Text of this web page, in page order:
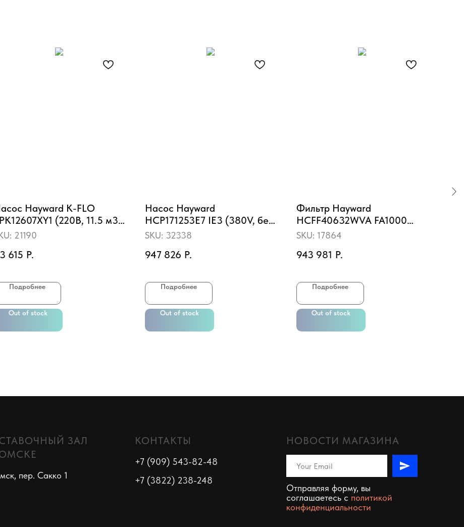
Hayward K-FLO
(220В, 11.5 м3/
0.75НР)
21190
615 Р.
Подробнее
Out of stock
Насос Hayward
HCP171253E7 IE3 (380V, без
пф, 163 m3/h*12m, 12,5HP)
фланец 125\100
SKU: 32338
947 826 Р.
Подробнее
Out of stock
Фильтр Hayward
HCFF40632WVA FA1000
Bobbin (D1050)
SKU: 17864
943 981 Р.
Подробнее
Out of stock
ЗАЛ
пер. Сакко 1
КОНТАКТЫ
+7 (909) 543-82-48
+7 (3822) 238-248
НОВОСТИ МАГАЗИНА
Отправляя форму, вы
соглашаетесь c политикой
конфиденциальности